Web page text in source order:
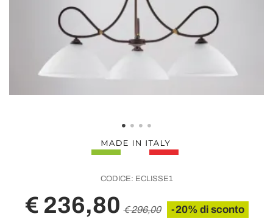
CODICE: ECLISSE1
€ 236,80 € 296,00 -20% di sconto